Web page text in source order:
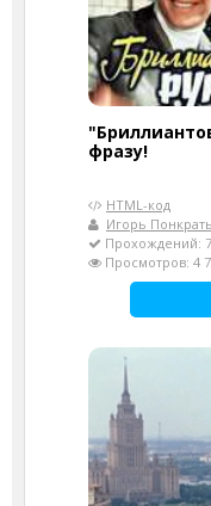
фразу!
HTML-код
Игорь
Прохождений:
Просмотров: 4